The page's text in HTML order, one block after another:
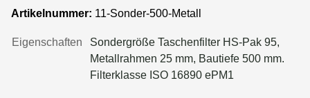
Artikelnummer: 11-Sonder-500-Metall
Eigenschaften
Sondergröße Taschenfilter HS-Pak 95,
Metallrahmen 25 mm, Bautiefe 500 mm.
Filterklasse ISO 16890 ePM1